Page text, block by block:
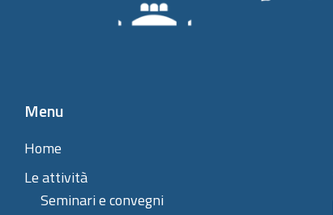
Menu
Home
Le attività
Seminari e convegni